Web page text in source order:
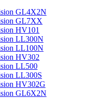
GL4X2N
GL7XX
HV101
LL300N
LL100N
HV302
LL500
LL300S
HV302G
GL6X2N